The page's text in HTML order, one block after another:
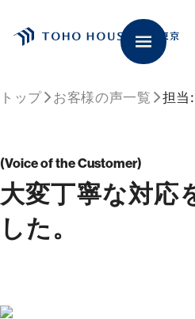
トップ お客様の声一覧 担当
Voice of the Customer
大変丁寧な対応
した。